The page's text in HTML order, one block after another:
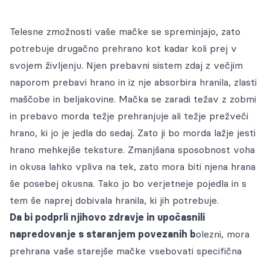
Telesne zmožnosti vaše mačke se spreminjajo, zato
potrebuje drugačno prehrano kot kadar koli prej v
svojem življenju. Njen prebavni sistem zdaj z večjim
naporom prebavi hrano in iz nje absorbira hranila, zlasti
maščobe in beljakovine. Mačka se zaradi težav z zobmi
in prebavo morda težje prehranjuje ali težje prežveči
hrano, ki jo je jedla do sedaj. Zato ji bo morda lažje jesti
hrano mehkejše teksture. Zmanjšana sposobnost voha
in okusa lahko vpliva na tek, zato mora biti njena hrana
še posebej okusna. Tako jo bo verjetneje pojedla in s
tem še naprej dobivala hranila, ki jih potrebuje.
Da bi podprli njihovo zdravje in upočasnili
napredovanje s staranjem povezanih bolezni, mora
prehrana vaše starejše mačke vsebovati specifična